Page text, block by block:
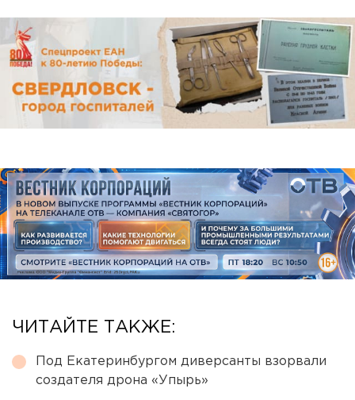
ЧИТАЙТЕ ТАКЖЕ:
Под Екатеринбургом диверсанты взорвали
создателя дрона «Упырь»